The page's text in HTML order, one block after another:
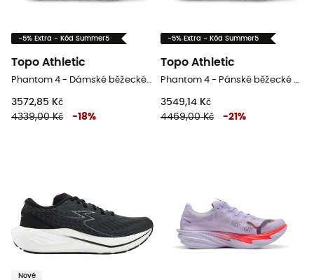
-5% Extra - Kód Summer5
Topo Athletic
3572,85 Kč
4339,00 Kč
-18%
-5% Extra - Kód Summer5
Topo Athletic
3549,14 Kč
4469,00 Kč
-21 %
Nové